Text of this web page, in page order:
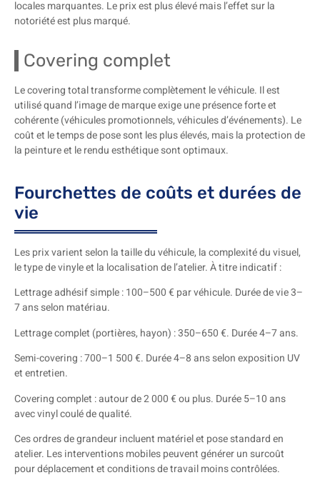
locales marquantes. Le prix est plus élevé mais l’effet sur la
notoriété est plus marqué.
Covering complet
Le covering total transforme complètement le véhicule. Il est
utilisé quand l’image de marque exige une présence forte et
cohérente (véhicules promotionnels, véhicules d’événements). Le
coût et le temps de pose sont les plus élevés, mais la protection de
la peinture et le rendu esthétique sont optimaux.
Fourchettes de coûts et durées de
vie
Les prix varient selon la taille du véhicule, la complexité du visuel,
le type de vinyle et la localisation de l’atelier. À titre indicatif :
Lettrage adhésif simple : 100–500 € par véhicule. Durée de vie 3–
7 ans selon matériau.
Lettrage complet (portières, hayon) : 350–650 €. Durée 4–7 ans.
Semi-covering : 700–1 500 €. Durée 4–8 ans selon exposition UV
et entretien.
Covering complet : autour de 2 000 € ou plus. Durée 5–10 ans
avec vinyl coulé de qualité.
Ces ordres de grandeur incluent matériel et pose standard en
atelier. Les interventions mobiles peuvent générer un surcoût
pour déplacement et conditions de travail moins contrôlées.